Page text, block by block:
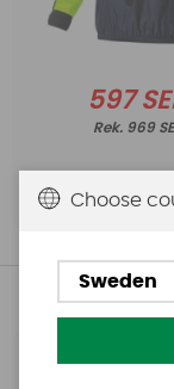
597
969
Köp!
Marlow
Choose
Sweden